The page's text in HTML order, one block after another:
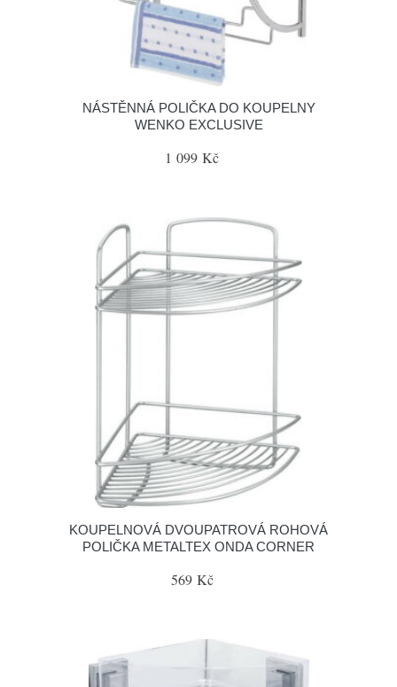
NÁSTĚNNÁ POLIČKA DO KOUPELNY
WENKO EXCLUSIVE
1 099 Kč
KOUPELNOVÁ DVOUPATROVÁ ROHOVÁ
POLIČKA METALTEX ONDA CORNER
569 Kč